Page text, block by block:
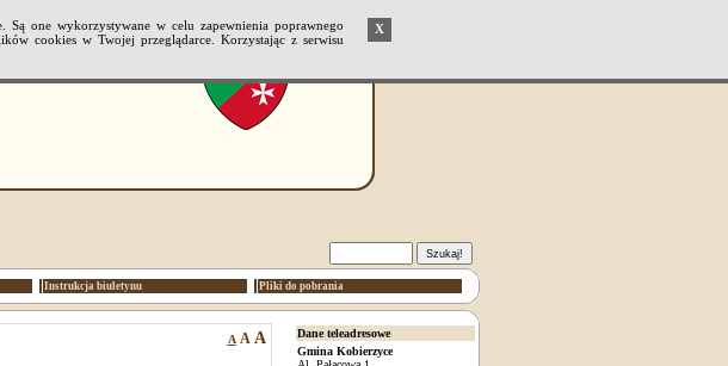
one wykorzystywane w celu zapewnienia poprawnego
cookies w Twojej przeglądarce. Korzystając z serwisu
X
Instrukcja biuletynu Pliki do pobrania
A A A
Dane teleadresowe
Gmina Kobierzyce